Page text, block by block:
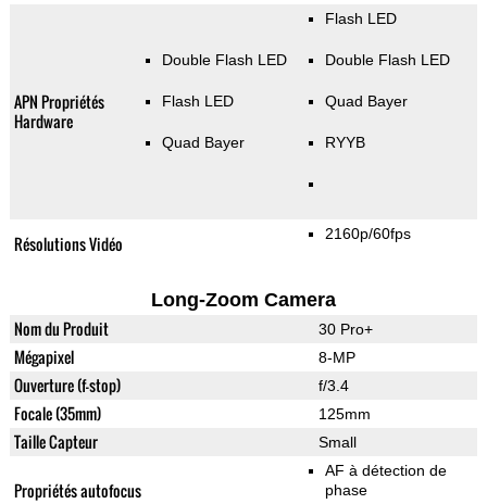
APN Propriétés
Hardware
Double Flash LED
Flash LED
Quad Bayer
Flash LED
Double Flash LED
Quad Bayer
RYYB
Résolutions Vidéo 2160p/60fps
Long-Zoom Camera
Nom du Produit 30 Pro+
Mégapixel 8-MP
Ouverture (f-stop) f/3.4
Focale (35mm) 125mm
Taille Capteur Small
Propriétés autofocus
AF à détection de
phase